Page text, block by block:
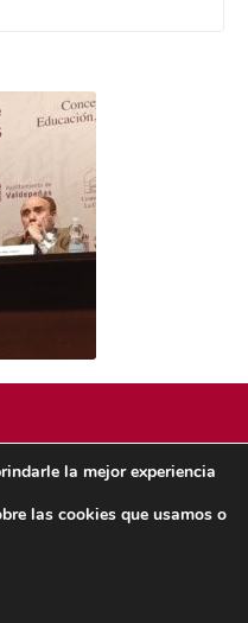
PRIVACIDADla mejor experiencia
las cookies que usamos o